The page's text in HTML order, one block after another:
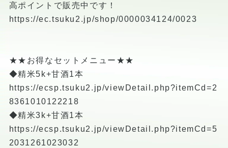
高ポイントで販売中です！
https://ec.tsuku2.jp/shop/0000034124/0023
★★お得なセットメニュー★★
◆精米5k+甘酒1本
https://ecsp.tsuku2.jp/viewDetail.php?itemCd=2
8361010122218
◆精米3k+甘酒1本
https://ecsp.tsuku2.jp/viewDetail.php?itemCd=5
2031261023032